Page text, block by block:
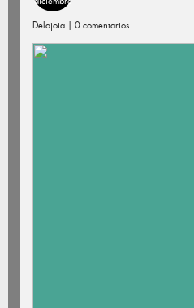
Delajoia | 0 comentarios